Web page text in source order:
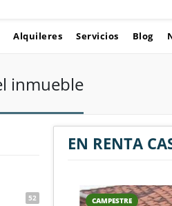
Alquileres Servicios Blog
inmueble
52
EN RENTA
CAMPESTRE